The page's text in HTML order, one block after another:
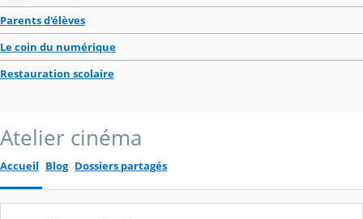
Parents d'élèves
Le coin du numérique
Restauration scolaire
Atelier cinéma
Accueil Blog Dossiers partagés